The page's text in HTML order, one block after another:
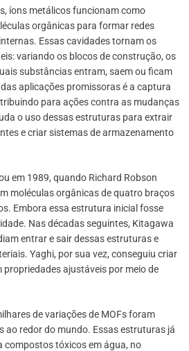
íons metálicos funcionam como
orgânicas para formar redes
Essas cavidades tornam os
variando os blocos de construção, os
substâncias entram, saem ou ficam
aplicações promissoras é a captura
para ações contra as mudanças
o uso dessas estruturas para extrair
e criar sistemas de armazenamento
em 1989, quando Richard Robson
moléculas orgânicas de quatro braços
Embora essa estrutura inicial fosse
Nas décadas seguintes, Kitagawa
entrar e sair dessas estruturas e
Yaghi, por sua vez, conseguiu criar
propriedades ajustáveis por meio de
de variações de MOFs foram
ao redor do mundo. Essas estruturas já
compostos tóxicos em água, no